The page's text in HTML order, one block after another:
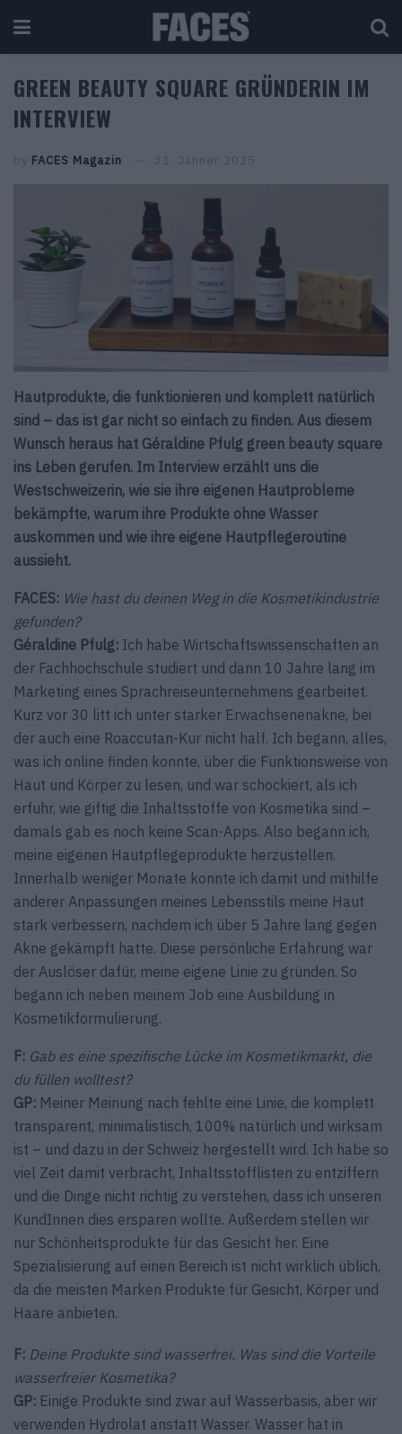
GREEN BEAUTY SQUARE GRÜNDERIN IM
INTERVIEW
by FACES Magazin 31. Jänner 2025
Hautprodukte, die funktionieren und komplett natürlich
sind – das ist gar nicht so einfach zu finden. Aus diesem
Wunsch heraus hat Géraldine Pfulg green beauty square
ins Leben gerufen. Im Interview erzählt uns die
Westschweizerin, wie sie ihre eigenen Hautprobleme
bekämpfte, warum ihre Produkte ohne Wasser
auskommen und wie ihre eigene Hautpflegeroutine
aussieht.
FACES: Wie hast du deinen Weg in die Kosmetikindustrie
gefunden?
Géraldine Pfulg: Ich habe Wirtschaftswissenschaften an
der Fachhochschule studiert und dann 10 Jahre lang im
Marketing eines Sprachreiseunternehmens gearbeitet.
Kurz vor 30 litt ich unter starker Erwachsenenakne, bei
der auch eine Roaccutan-Kur nicht half. Ich begann, alles,
was ich online finden konnte, über die Funktionsweise von
Haut und Körper zu lesen, und war schockiert, als ich
erfuhr, wie giftig die Inhaltsstoffe von Kosmetika sind –
damals gab es noch keine Scan-Apps. Also begann ich,
meine eigenen Hautpflegeprodukte herzustellen.
Innerhalb weniger Monate konnte ich damit und mithilfe
anderer Anpassungen meines Lebensstils meine Haut
stark verbessern, nachdem ich über 5 Jahre lang gegen
Akne gekämpft hatte. Diese persönliche Erfahrung war
der Auslöser dafür, meine eigene Linie zu gründen. So
begann ich neben meinem Job eine Ausbildung in
Kosmetikformulierung.
F: Gab es eine spezifische Lücke im Kosmetikmarkt, die
du füllen wolltest?
GP: Meiner Meinung nach fehlte eine Linie, die komplett
transparent, minimalistisch, 100% natürlich und wirksam
ist – und dazu in der Schweiz hergestellt wird. Ich habe so
viel Zeit damit verbracht, Inhaltsstofflisten zu entziffern
und die Dinge nicht richtig zu verstehen, dass ich unseren
KundInnen dies ersparen wollte. Außerdem stellen wir
nur Schönheitsprodukte für das Gesicht her. Eine
Spezialisierung auf einen Bereich ist nicht wirklich üblich,
da die meisten Marken Produkte für Gesicht, Körper und
Haare anbieten.
F: Deine Produkte sind wasserfrei. Was sind die Vorteile
wasserfreier Kosmetika?
GP: Einige Produkte sind zwar auf Wasserbasis, aber wir
verwenden Hydrolat anstatt Wasser. Wasser hat in